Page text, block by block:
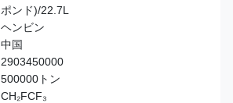
ポンド)/22.7L
ヘンビン
中国
2903450000
500000トン
CH₂FCF₃